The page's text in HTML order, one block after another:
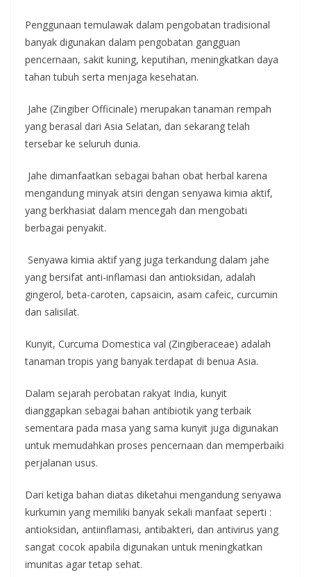
Penggunaan temulawak dalam pengobatan tradisional
banyak digunakan dalam pengobatan gangguan
pencernaan, sakit kuning, keputihan, meningkatkan daya
tahan tubuh serta menjaga kesehatan.
Jahe (Zingiber Officinale) merupakan tanaman rempah
yang berasal dari Asia Selatan, dan sekarang telah
tersebar ke seluruh dunia.
Jahe dimanfaatkan sebagai bahan obat herbal karena
mengandung minyak atsiri dengan senyawa kimia aktif,
yang berkhasiat dalam mencegah dan mengobati
berbagai penyakit.
Senyawa kimia aktif yang juga terkandung dalam jahe
yang bersifat anti-inflamasi dan antioksidan, adalah
gingerol, beta-caroten, capsaicin, asam cafeic, curcumin
dan salisilat.
Kunyit, Curcuma Domestica val (Zingiberaceae) adalah
tanaman tropis yang banyak terdapat di benua Asia.
Dalam sejarah perobatan rakyat India, kunyit
dianggapkan sebagai bahan antibiotik yang terbaik
sementara pada masa yang sama kunyit juga digunakan
untuk memudahkan proses pencernaan dan memperbaiki
perjalanan usus.
Dari ketiga bahan diatas diketahui mengandung senyawa
kurkumin yang memiliki banyak sekali manfaat seperti :
antioksidan, antiinflamasi, antibakteri, dan antivirus yang
sangat cocok apabila digunakan untuk meningkatkan
imunitas agar tetap sehat.